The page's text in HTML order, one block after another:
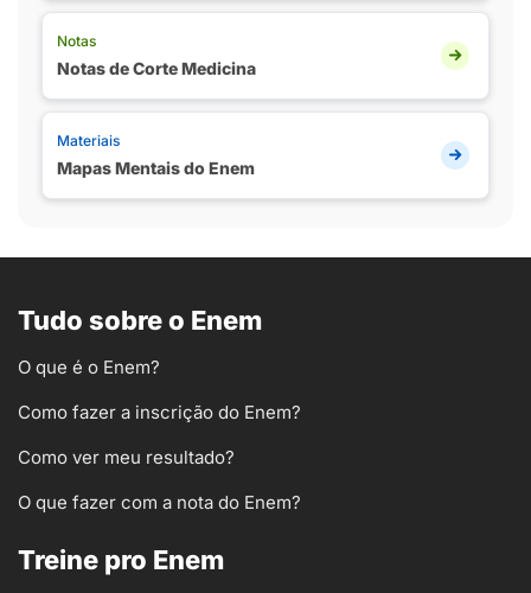
Notas
Notas de Corte Medicina
Materiais
Mapas Mentais do Enem
Tudo sobre o Enem
O que é o Enem?
Como fazer a inscrição do Enem?
Como ver meu resultado?
O que fazer com a nota do Enem?
Treine pro Enem